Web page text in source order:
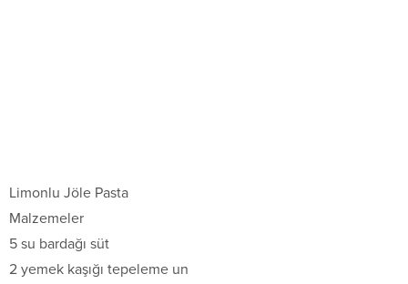
Limonlu Jöle Pasta
Malzemeler
5 su bardağı süt
2 yemek kaşığı tepeleme un